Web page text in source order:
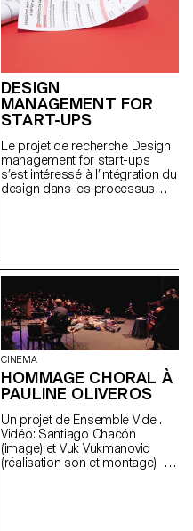
DESIGN
MANAGEMENT FOR
START-UPS
Le projet de recherche Design
management for start-ups
s’est intéressé à l’intégration du
design dans les processus
méthodologies pour favoriser
la collaboration entre designers
et entrepreneurs.
CINEMA
HOMMAGE CHORAL À
PAULINE OLIVEROS
Un projet de Ensemble Vide .
Vidéo: Santiago Chacón
(image) et Vuk Vukmanovic
(réalisation son et montage) -